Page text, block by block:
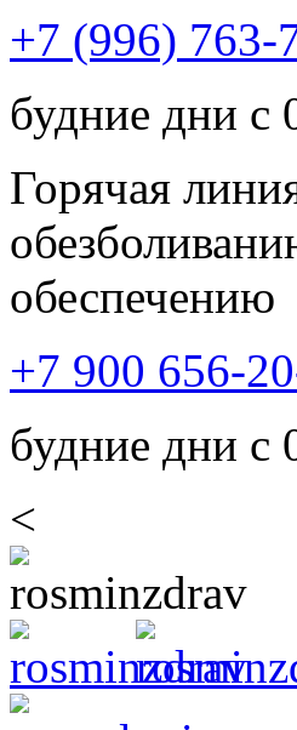
+7 (996) 763-
будние дни с
Горячая
обеспечению
+7 900 656-
будние дни с
<